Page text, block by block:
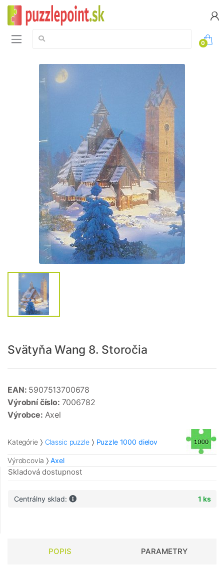
Vyhledávání:
0
Svätyňa Wang 8. Storočia
EAN: 5907513700678
Výrobní číslo: 7006782
Výrobce: Axel
Kategórie Classic puzzle Puzzle 1000 dielov
Výrobcovia Axel
Skladová dostupnost
Centrálny sklad: 1 ks
POPIS PARAMETRY